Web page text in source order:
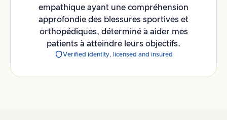
empathique ayant une compréhension
approfondie des blessures sportives et
orthopédiques, déterminé à aider mes
patients à atteindre leurs objectifs.
Verified identity, licensed and insured